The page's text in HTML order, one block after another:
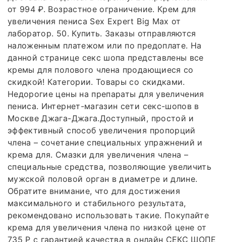
от 994 ₽. Возрастное ограничение. Крем для
увеличения пениса Sex Expert Big Max от
лаборатор. 50. Купить. Заказы отправляются
наложенным платежом или по предоплате. На
данной странице секс шопа представлены все
кремы для полового члена продающиеся со
скидкой! Категории. Товары со скидками.
Недорогие цены на препараты для увеличения
пениса. Интернет-магазин сети секс-шопов в
Москве Джага-Джага.Доступный, простой и
эффективный способ увеличения пропорций
члена – сочетание специальных упражнений и
крема для. Смазки для увеличения члена –
специальные средства, позволяющие увеличить
мужской половой орган в диаметре и длине.
Обратите внимание, что для достижения
максимального и стабильного результата,
рекомендовано использовать такие. Покупайте
крема для увеличения члена по низкой цене от
735 P с гарантией качества в онлайн СЕКС ШОПЕ